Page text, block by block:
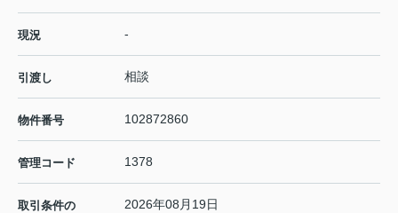
現況 -
引渡し 相談
物件番号 102872860
管理コード 1378
取引条件の
2026年08月19日